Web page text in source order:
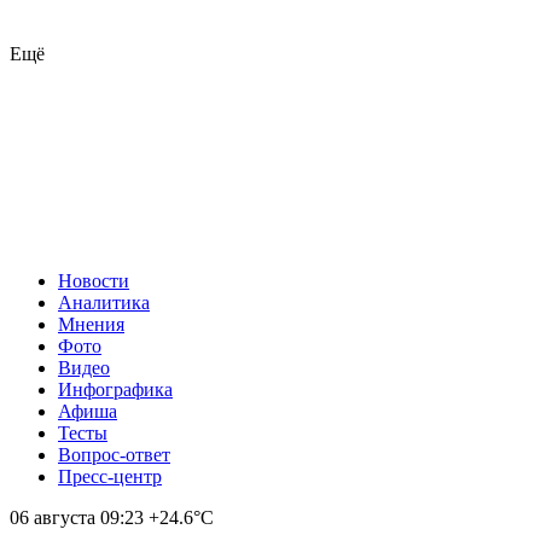
Ещё
Новости
Аналитика
Мнения
Фото
Видео
Инфографика
Афиша
Тесты
Вопрос-ответ
Пресс-центр
06 августа 09:23 +24.6°С